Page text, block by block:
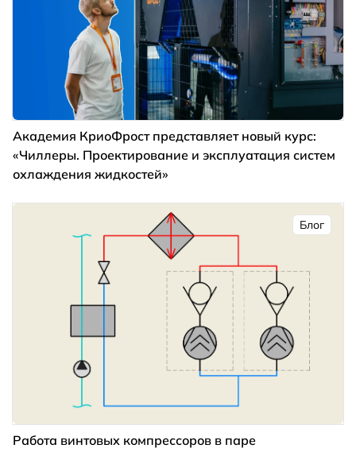
Академия КриоФрост представляет новый курс:
«Чиллеры. Проектирование и эксплуатация систем
охлаждения жидкостей»
Блог
Работа винтовых компрессоров в паре